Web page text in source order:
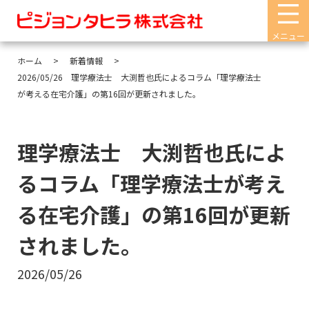
メニュー
ホーム
新着情報
2026/05/26 理学療法士 大渕哲也氏によるコラム「理学療法士
が考える在宅介護」の第16回が更新されました。
理学療法士 大渕哲也氏によ
るコラム「理学療法士が考え
る在宅介護」の第16回が更新
されました。
2026/05/26